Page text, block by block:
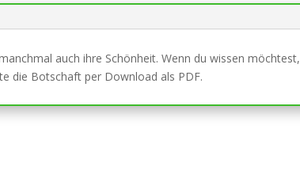
auch ihre Schönheit. Wenn du wissen möchtest,
die Botschaft per Download als PDF.